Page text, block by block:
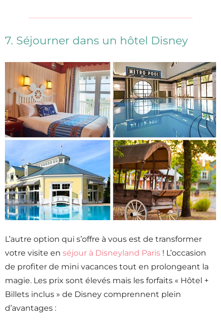
7. Séjourner dans un hôtel Disney
L’autre option qui s’offre à vous est de transformer
votre visite en séjour à Disneyland Paris ! L’occasion
de profiter de mini vacances tout en prolongeant la
magie. Les prix sont élevés mais les forfaits « Hôtel +
Billets inclus » de Disney comprennent plein
d’avantages :